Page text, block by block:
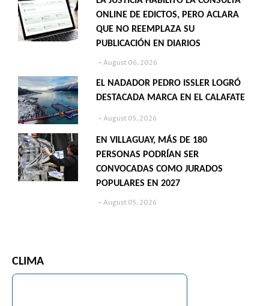
ONLINE DE EDICTOS, PERO ACLARA
QUE NO REEMPLAZA SU
PUBLICACIÓN EN DIARIOS
August 06, 2026
EL NADADOR PEDRO ISSLER LOGRÓ
DESTACADA MARCA EN EL CALAFATE
August 05, 2026
EN VILLAGUAY, MÁS DE 180
PERSONAS PODRÍAN SER
CONVOCADAS COMO JURADOS
POPULARES EN 2027
August 05, 2026
CLIMA